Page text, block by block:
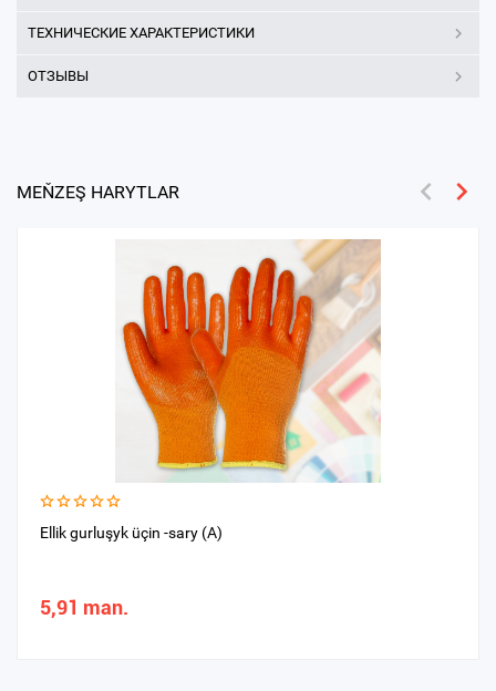
ТЕХНИЧЕСКИЕ ХАРАКТЕРИСТИКИ
ОТЗЫВЫ
MEŇZEŞ HARYTLAR
Ellik gurluşyk üçin -sary (A)
5,91 man.